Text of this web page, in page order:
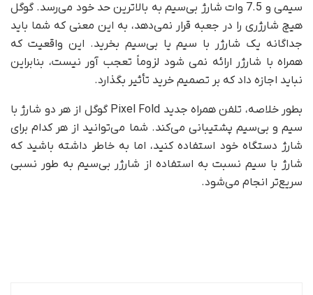
سیمی و 7.5 وات شارژ بی‌سیم به بالاترین حد خود می‌رسد. گوگل
هیچ شارژری را در جعبه قرار نمی‌دهد، به این معنی که شما باید
جداگانه یک شارژر با سیم یا بی‌سیم بخرید. این واقعیت که
همراه با شارژر ارائه نمی شود لزوماً تعجب آور نیست، بنابراین
نباید اجازه داد که بر تصمیم خرید تأثیر بگذارد.
بطور خلاصه، تلفن همراه جدید Pixel Fold گوگل از هر دو شارژ با
سیم و بی‌سیم پشتیبانی می‌کند. شما می‌توانید از هر کدام برای
شارژ دستگاه خود استفاده کنید، اما به خاطر داشته باشید که
شارژ با سیم نسبت به استفاده از شارژر بی‌سیم به طور نسبی
سریع‌تر انجام می‌شود.